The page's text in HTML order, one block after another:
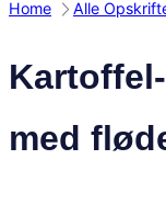
Home Alle
med